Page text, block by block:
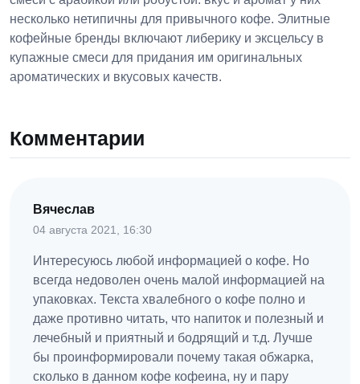
несколько нетипичны для привычного кофе. Элитные
кофейные бренды включают либерику и эксцельсу в
купажные смеси для придания им оригинальных
ароматических и вкусовых качеств.
Комментарии
Вячеслав
04 августа 2021, 16:30
Интересуюсь любой информацией о кофе. Но
всегда недоволен очень малой информацией на
упаковках. Текста хвалебного о кофе полно и
даже противно читать, что напиток и полезный и
лечебный и приятный и бодрящий и т.д. Лучше
бы проинформировали почему такая обжарка,
сколько в данном кофе кофеина, ну и пару